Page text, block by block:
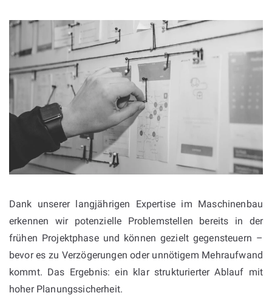
Dank unserer langjährigen Expertise im Maschinenbau
erkennen wir potenzielle Problemstellen bereits in der
frühen Projektphase und können gezielt gegensteuern –
bevor es zu Verzögerungen oder unnötigem Mehraufwand
kommt. Das Ergebnis: ein klar strukturierter Ablauf mit
hoher Planungssicherheit.